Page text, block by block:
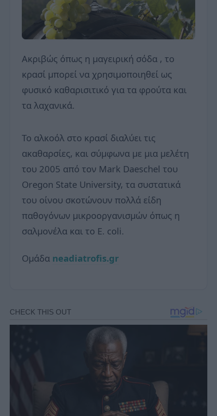
Ακριβώς όπως η μαγειρική σόδα , το
κρασί μπορεί να χρησιμοποιηθεί ως
φυσικό καθαρισιτικό για τα φρούτα και
τα λαχανικά.
Το αλκοόλ στο κρασί διαλύει τις
ακαθαρσίες, και σύμφωνα με μια μελέτη
του 2005 από τον Mark Daeschel του
Oregon State University, τα συστατικά
του οίνου σκοτώνουν πολλά είδη
παθογόνων μικροοργανισμών όπως η
σαλμονέλα και το Ε. coli.
Ομάδα neadiatrofis.gr